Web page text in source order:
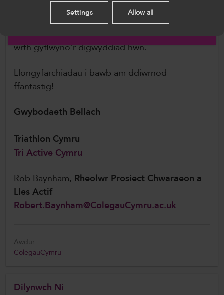
gan Lywodraeth Cymru, Coleg Sir Gâr, Triathlon
Cymru, Beicio Cymru, Chwaraeon Anabledd
Cymru, AoC Sport a Chyngor Sir Caerfyrddin,
wrth gyflwyno’r digwyddiad hwn.
Llongyfarchiadau i bawb am ddiwrnod
ffantastig!
Gwybodaeth Bellach
Triathlon Cymru
Tri Active Cymru
Rob Baynham, Rheolwr Prosiect Chwaraeon a
Lles Actif
Robert.Baynham@ColegauCymru.ac.uk
Awdur
ColegauCymru
Dilynwch Ni
English
Settings Allow all